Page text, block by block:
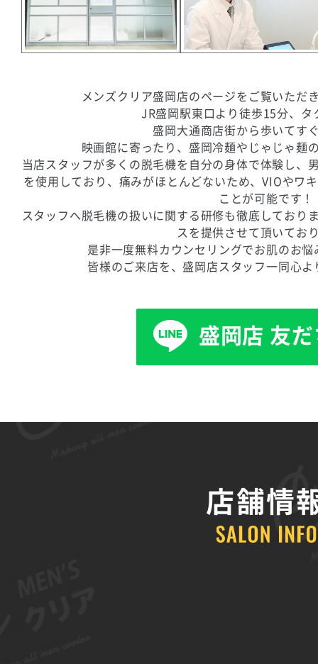
メンズクリア盛岡店のページをご覧いただ
JR盛岡駅東口より徒歩15分、タ
盛岡大通商店街から歩いてす
映画館に寄ったり、盛岡冷麺やじゃじゃ麺
当店スタッフが多くの脱毛機を自分の身体で体験し、
を使用しており、痛みがほとんどないため、VIOやワ
ことが可能です！
スタッフへ脱毛機の扱いに関する研修も徹底しており
スを提供させて頂いてお
是非一度無料カウンセリングでお肌のお
皆様のご来店を、盛岡店スタッフ一同心
盛岡店 友
店舗情